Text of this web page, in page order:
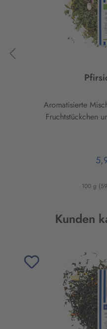
Aromatisierte
Fruchtstückchen
100 g
ProduktgalerieKunden